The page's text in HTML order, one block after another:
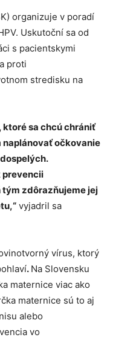
organizuje v poradí
Uskutoční sa od
s pacientskymi
proti
stredisku na
ktoré sa chcú chrániť
naplánovať očkovanie
prevencii
zdôrazňujeme jej
vyjadril sa
vírus, ktorý
. Na Slovensku
maternice viac ako
maternice sú to aj
alebo
vo